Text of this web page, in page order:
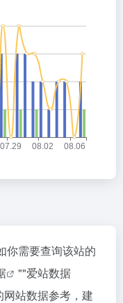
你需要查询该站的
""爱站数据
站数据参考，建